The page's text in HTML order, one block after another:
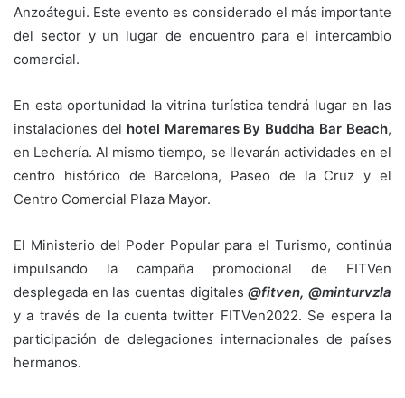
Anzoátegui. Este evento es considerado el más importante
del sector y un lugar de encuentro para el intercambio
comercial.
En esta oportunidad la vitrina turística tendrá lugar en las
instalaciones del hotel Maremares By Buddha Bar Beach,
en Lechería. Al mismo tiempo, se llevarán actividades en el
centro histórico de Barcelona, Paseo de la Cruz y el
Centro Comercial Plaza Mayor.
El Ministerio del Poder Popular para el Turismo, continúa
impulsando la campaña promocional de FITVen
desplegada en las cuentas digitales@fitven, @minturvzla
y a través de la cuenta twitter FITVen2022. Se espera la
participación de delegaciones internacionales de países
hermanos.